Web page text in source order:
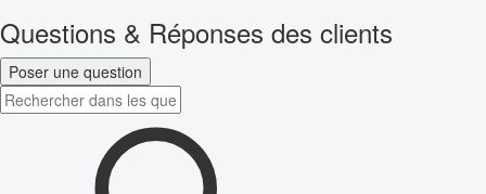
Questions & Réponses des clients
Poser une question